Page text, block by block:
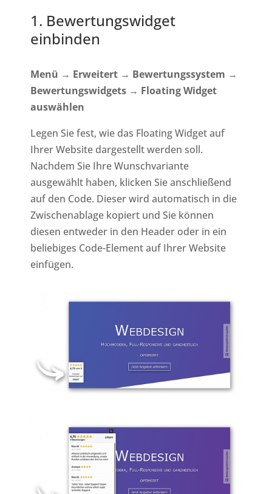
1. Bewertungswidget
einbinden
Menü → Erweitert → Bewertungssystem →
Bewertungswidgets → Floating Widget
auswählen
Legen Sie fest, wie das Floating Widget auf
Ihrer Website dargestellt werden soll.
Nachdem Sie Ihre Wunschvariante
ausgewählt haben, klicken Sie anschließend
auf den Code. Dieser wird automatisch in die
Zwischenablage kopiert und Sie können
diesen entweder in den Header oder in ein
beliebiges Code-Element auf Ihrer Website
einfügen.